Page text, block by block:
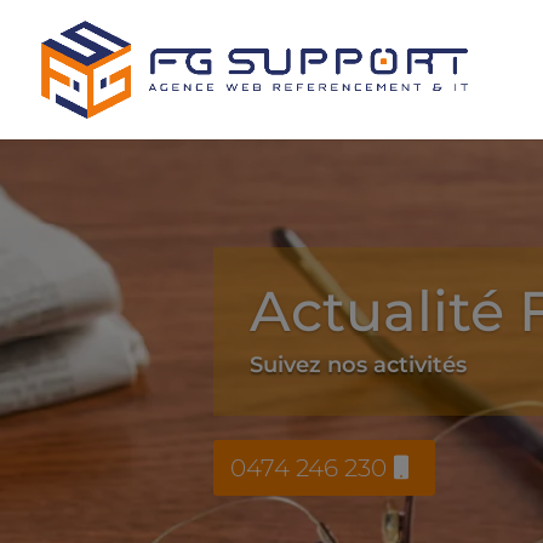
Actualité
Suivez nos activités
0474 246 230